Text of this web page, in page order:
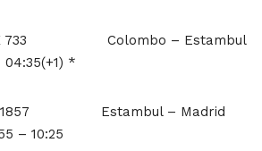
733 Colombo – Estambul
*
Estambul – Madrid